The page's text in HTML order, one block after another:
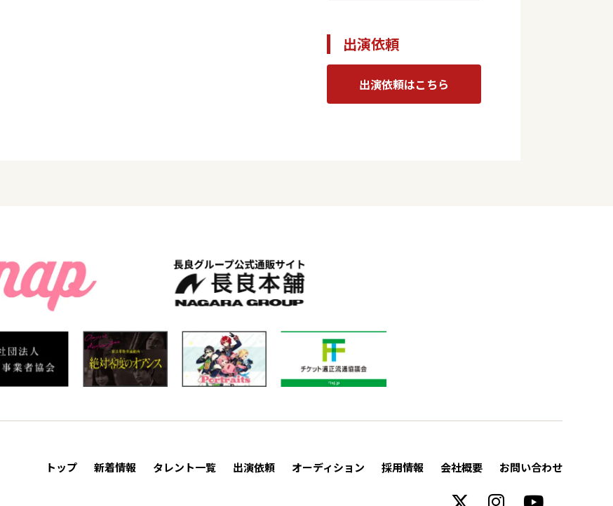
出演依頼
出演依頼はこちら
トップ 新着情報 タレント一覧 出演依頼 オーディション 採用情報 会社概要 お問い合わせ